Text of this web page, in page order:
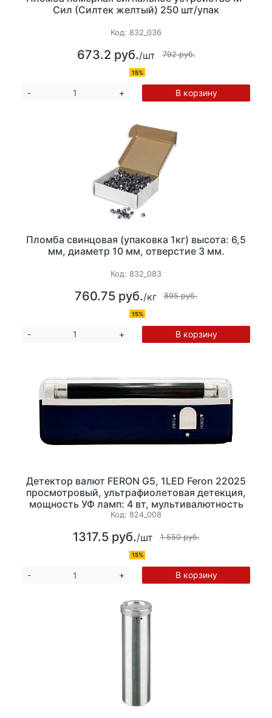
Сил (Силтек желтый) 250 шт/упак
Код: 832_036
673.2 руб./шт 792 руб.
15%
- + В корзину
Пломба свинцовая (упаковка 1кг) высота: 6,5
мм, диаметр 10 мм, отверстие 3 мм.
Код: 832_083
760.75 руб./кг 895 руб.
15%
- + В корзину
Детектор валют FERON G5, 1LED Feron 22025
просмотровый, ультрафиолетовая детекция,
мощность УФ ламп: 4 вт, мультивалютность
Код: 824_008
1317.5 руб./шт 1 550 руб.
15%
- + В корзину